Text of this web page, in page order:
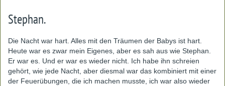
Stephan.
Die Nacht war hart. Alles mit den Träumen der Babys ist hart.
Heute war es zwar mein Eigenes, aber es sah aus wie Stephan.
Er war es. Und er war es wieder nicht. Ich habe ihn schreien
gehört, wie jede Nacht, aber diesmal war das kombiniert mit einer
der Feuerübungen, die ich machen musste, ich war also wieder